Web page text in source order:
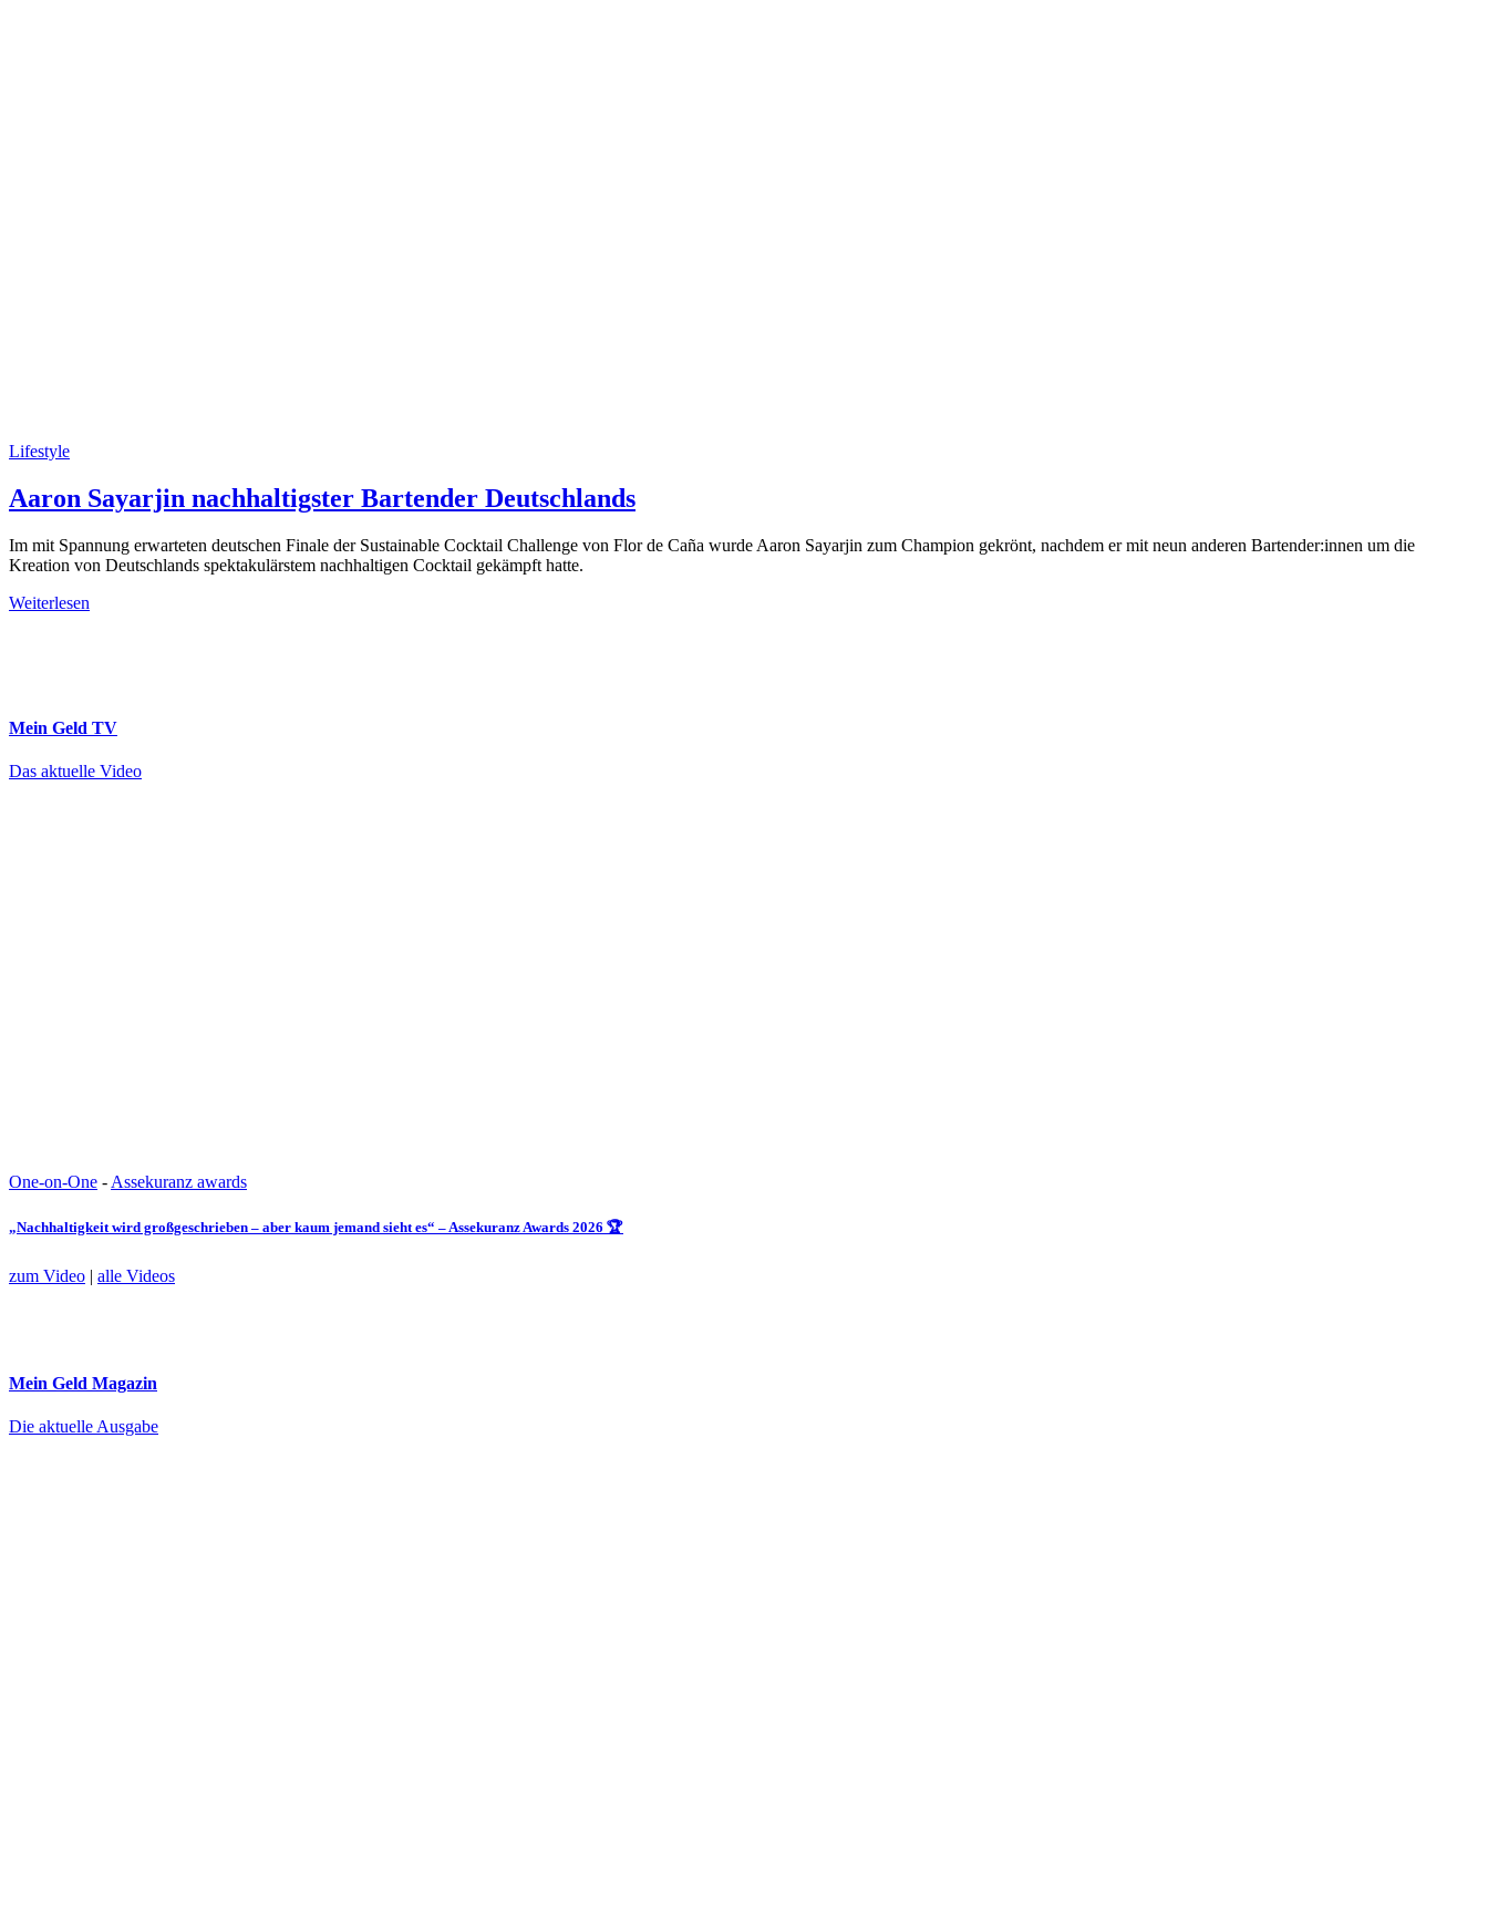
Lifestyle
Aaron Sayarjin nachhaltigster Bartender Deutschlands
Im mit Spannung erwarteten deutschen Finale der Sustainable Cocktail Challenge von Flor de Caña wurde Aaron Sayarjin zum Champion gekrönt, nachdem er mit neun anderen Bartender:innen um die
Kreation von Deutschlands spektakulärstem nachhaltigen Cocktail gekämpft hatte.
Weiterlesen
Mein Geld TV
Das aktuelle Video
One-on-One - Assekuranz awards
„Nachhaltigkeit wird großgeschrieben – aber kaum jemand sieht es“ – Assekuranz Awards 2026 🏆
zum Video | alle Videos
Mein Geld Magazin
Die aktuelle Ausgabe